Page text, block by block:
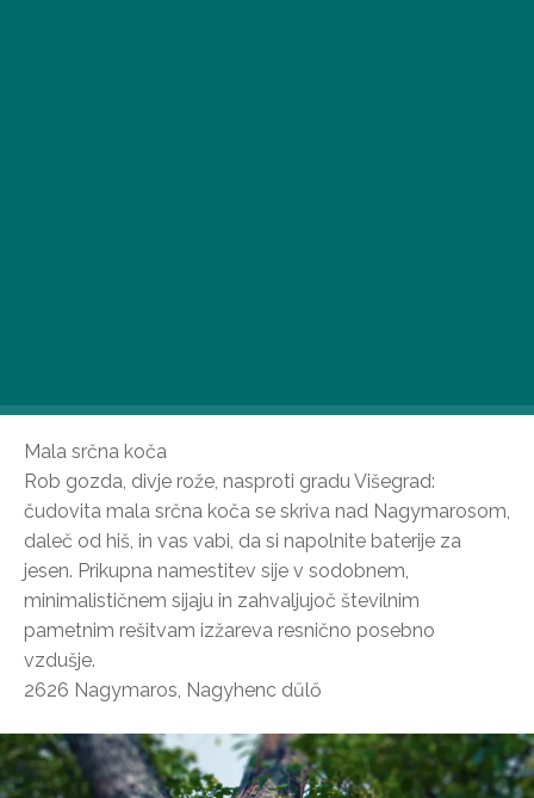
Mala srčna koča
Rob gozda, divje rože, nasproti gradu Višegrad:
čudovita mala srčna koča se skriva nad Nagymarosom,
daleč od hiš, in vas vabi, da si napolnite baterije za
jesen. Prikupna namestitev sije v sodobnem,
minimalističnem sijaju in zahvaljujoč številnim
pametnim rešitvam izžareva resnično posebno
vzdušje.
2626 Nagymaros, Nagyhenc dűlő